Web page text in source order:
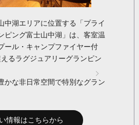
中湖エリアに位置する「プライ
ピング富士山中湖」は、客室温
ール・キャンプファイヤー付
るラグジュアリーグランピン
かな非日常空間で特別なグラン
情報はこちらから